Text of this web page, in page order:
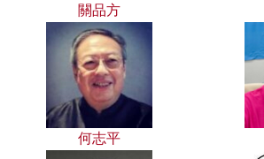
關品方
何志平